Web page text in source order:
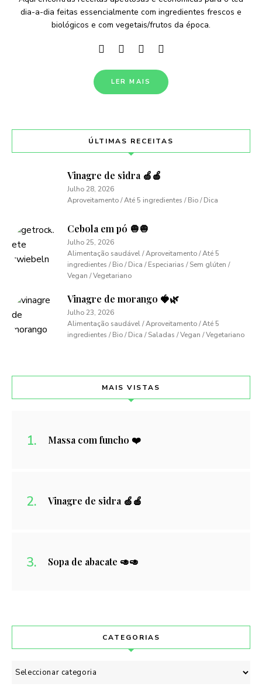
dia-a-dia feitas essencialmente com ingredientes frescos e
biológicos e com vegetais/frutos da época.
LER MAIS
ÚLTIMAS RECEITAS
Vinagre de sidra 🍏🍎
Julho 28, 2026
Aproveitamento / Até 5 ingredientes / Bio / Dica
Cebola em pó 🧅🧅
Julho 25, 2026
Alimentação saudável / Aproveitamento / Até 5
ingredientes / Bio / Dica / Especiarias / Sem glúten /
Vegan / Vegetariano
Vinagre de morango 🍓🌿
Julho 23, 2026
Alimentação saudável / Aproveitamento / Até 5
ingredientes / Bio / Dica / Saladas / Vegan / Vegetariano
MAIS VISTAS
Massa com funcho ❤️
Vinagre de sidra 🍏🍎
Sopa de abacate 🥑🥑
CATEGORIAS
Categorias